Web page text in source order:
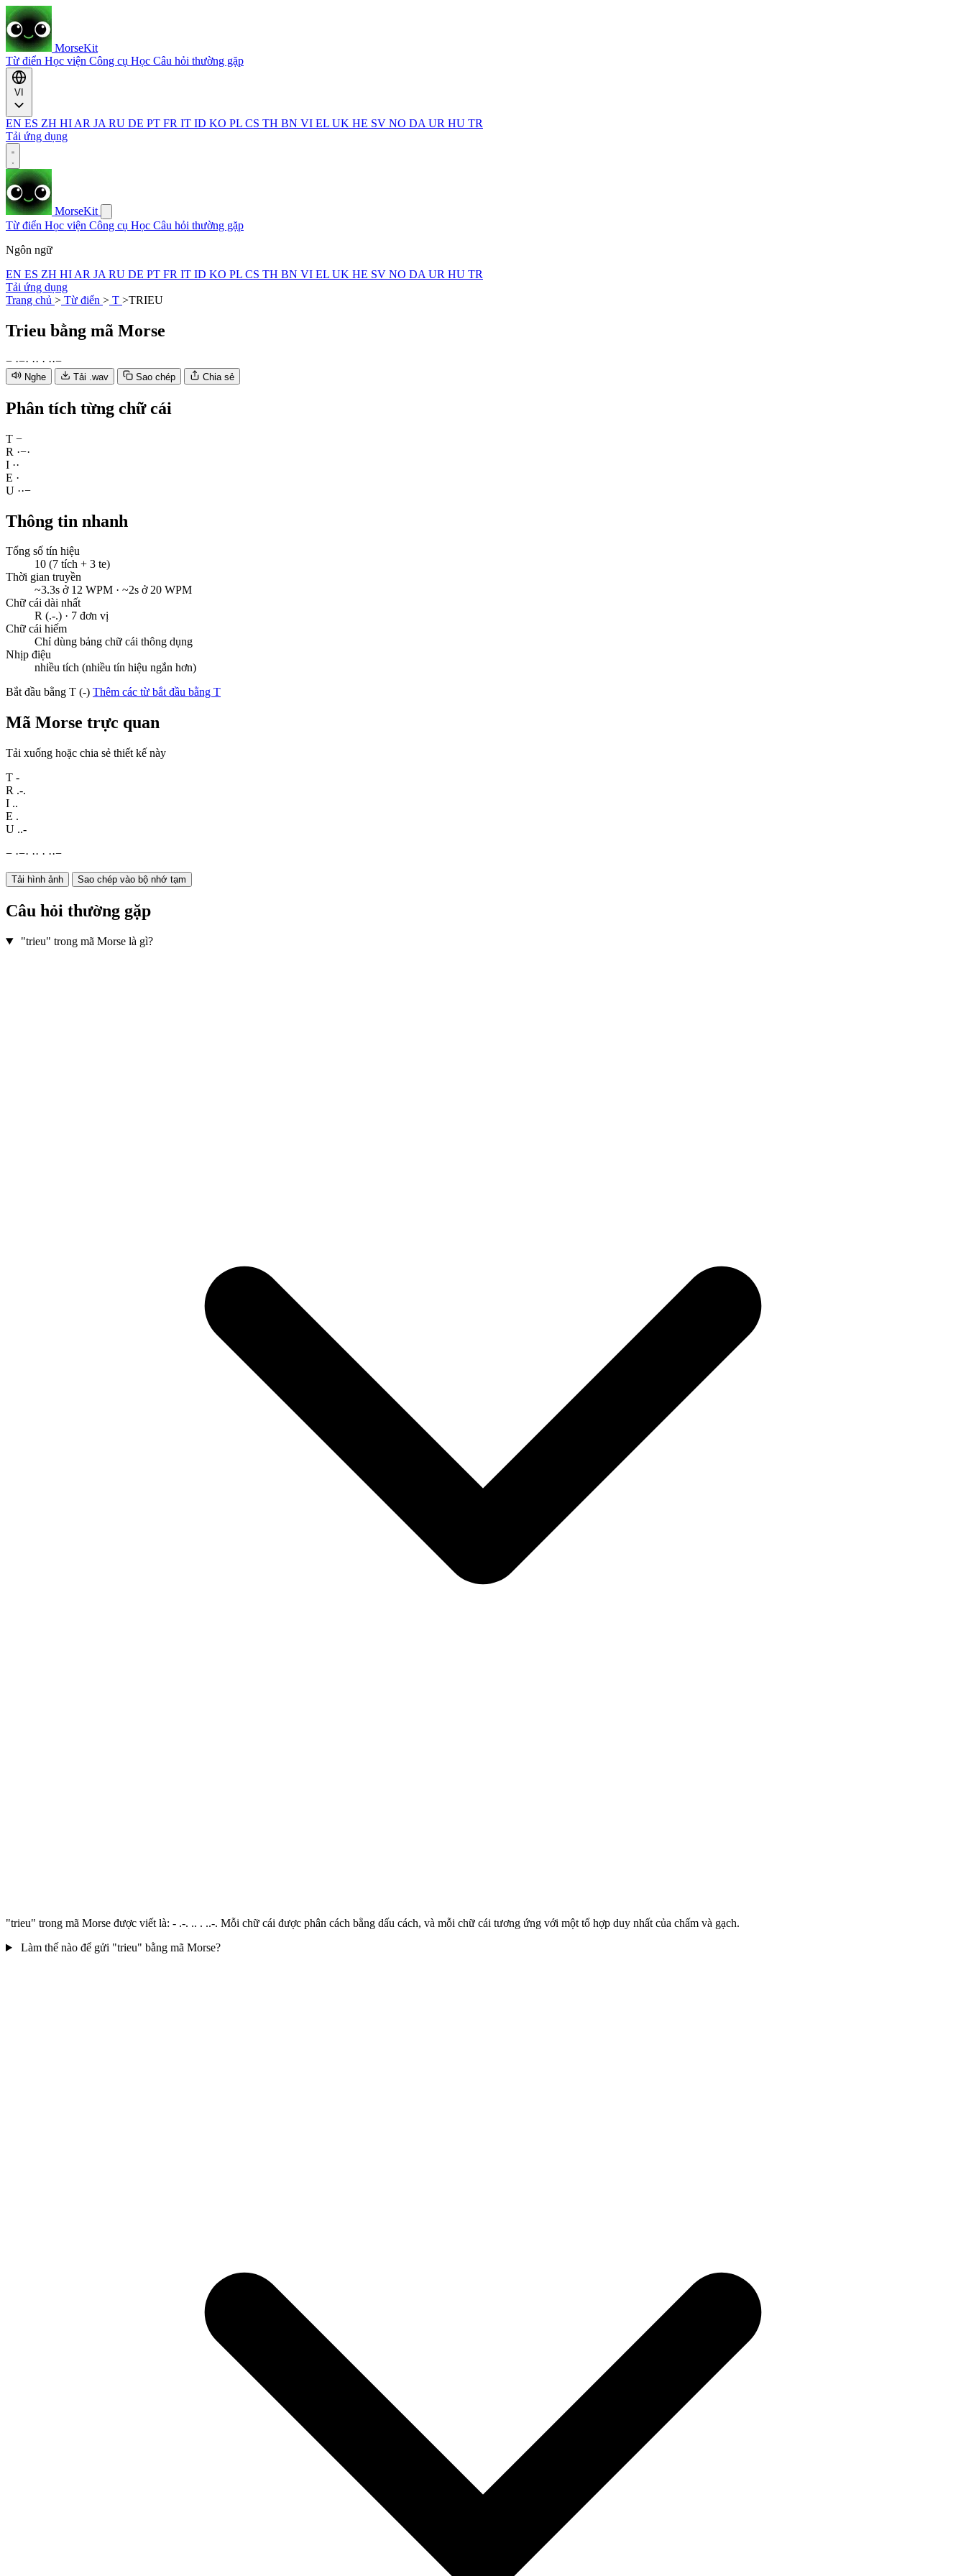
MorseKit
Từ điển Học viện Công cụ Học Câu hỏi thường gặp
EN ES ZH HI AR JA RU DE PT FR IT ID KO PL CS TH BN VI EL UK HE SV NO DA UR HU TR
Tải ứng dụng
MorseKit
Từ điển Học viện Công cụ Học Câu hỏi thường gặp
Ngôn ngữ
EN ES ZH HI AR JA RU DE PT FR IT ID KO PL CS TH BN VI EL UK HE SV NO DA UR HU TR
Tải ứng dụng
Trang chủ > Từ điển > T >TRIEU
Trieu bằng mã Morse
− ·−· ·· · ··−
Nghe Tải .wav Sao chép Chia sẻ
Phân tích từng chữ cái
T −
R ·−·
I ··
E ·
U ··−
Thông tin nhanh
Tổng số tín hiệu
10 (7 tích + 3 te)
Thời gian truyền
~3.3s ở 12 WPM · ~2s ở 20 WPM
Chữ cái dài nhất
R (.-.) · 7 đơn vị
Chữ cái hiếm
Chỉ dùng bảng chữ cái thông dụng
Nhịp điệu
nhiều tích (nhiều tín hiệu ngắn hơn)
Bắt đầu bằng T (-) Thêm các từ bắt đầu bằng T
Mã Morse trực quan
Tải xuống hoặc chia sẻ thiết kế này
T -
R .-.
I ..
E .
U ..-
− ·−· ·· · ··−
Tải hình ảnh Sao chép vào bộ nhớ tạm
Câu hỏi thường gặp
"trieu" trong mã Morse là gì?
"trieu" trong mã Morse được viết là: - .-. .. . ..-. Mỗi chữ cái được phân cách bằng dấu cách, và mỗi chữ cái tương ứng với một tổ hợp duy nhất của chấm và gạch.
Làm thế nào để gửi "trieu" bằng mã Morse?